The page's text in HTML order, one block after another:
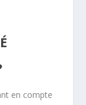
en compte